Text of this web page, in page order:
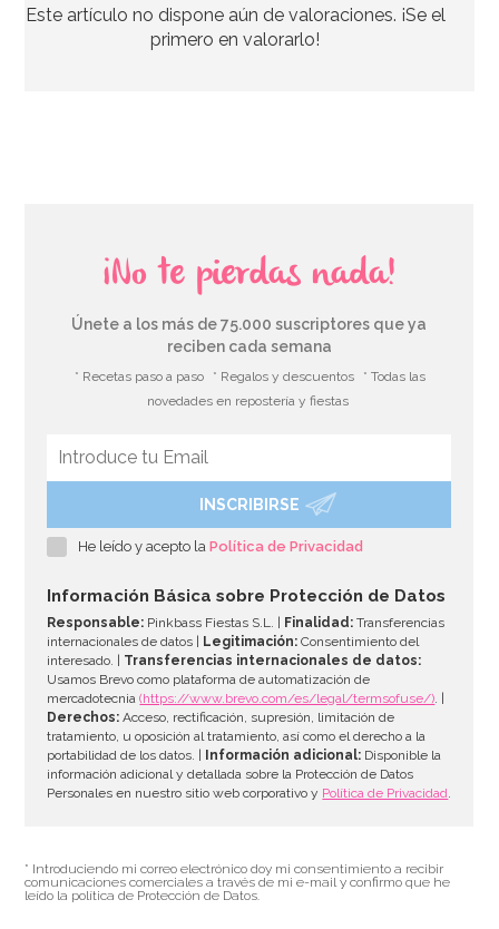
15,95€
Piñata Patrulla Modelo B 40 cm
AÑADIR
Este artículo no dispone aún de valoraciones. ¡Se el
primero en valorarlo!
¡No te pierdas nada!
Únete a los más de 75.000 suscriptores que ya
reciben cada semana
* Recetas paso a paso * Regalos y descuentos
* Todas las
novedades en repostería y fiestas
INSCRIBIRSE
He leído y acepto laPolítica de Privacidad
Información Básica sobre Protección de Datos
Responsable: Pinkbass Fiestas S.L. | Finalidad: Transferencias
internacionales de datos |
Legitimación: Consentimiento del
interesado. | Transferencias internacionales de datos:
Usamos Brevo como plataforma de automatización de
mercadotecnia(https://www.brevo.com/es/legal/termsofuse/). |
Derechos: Acceso, rectificación, supresión, limitación de
tratamiento, u oposición al tratamiento, así como el derecho a la
portabilidad de los datos. |
Información adicional: Disponible la
información adicional y detallada sobre la Protección de Datos
Personales en nuestro sitio web corporativo y Política de Privacidad.
* Introduciendo mi correo electrónico doy mi consentimiento a recibir
comunicaciones comerciales a través de mi e-mail y confirmo que he
leído la política de Protección de Datos.